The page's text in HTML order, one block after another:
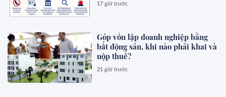
17 giờ trước
Góp vốn lập doanh nghiệp bằng
bất động sản, khi nào phải khai và
nộp thuế?
21 giờ trước